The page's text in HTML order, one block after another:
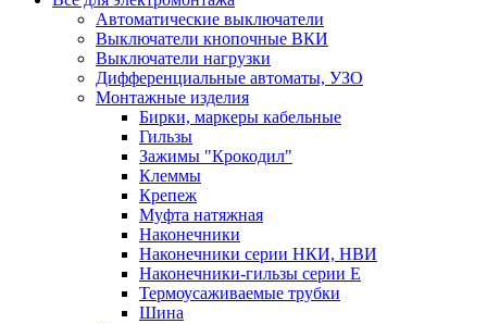
Автоматические выключатели
Выключатели кнопочные ВКИ
Выключатели нагрузки
Дифференциальные автоматы, УЗО
Монтажные изделия
Бирки, маркеры кабельные
Гильзы
Зажимы "Крокодил"
Клеммы
Крепеж
Муфта натяжная
Наконечники
Наконечники серии НКИ, НВИ
Наконечники-гильзы серии Е
Термоусаживаемые трубки
Шина